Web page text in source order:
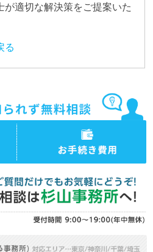
が適切な解決策をご提案いた
る
務整理の手続き費用・料金